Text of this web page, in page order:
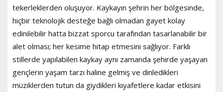
tekerleklerden oluşuyor. Kaykayın şehrin her bölgesinde,
hiçbir teknolojik desteğe bağlı olmadan gayet kolay
edinilebilir hatta bizzat sporcu tarafından tasarlanabilir bir
alet olması; her kesime hitap etmesini sağlıyor. Farklı
stillerde yapılabilen kaykay aynı zamanda şehirde yaşayan
gençlerin yaşam tarzı haline gelmiş ve dinledikleri
müziklerden tutun da giydikleri kıyafetlere kadar etkisini